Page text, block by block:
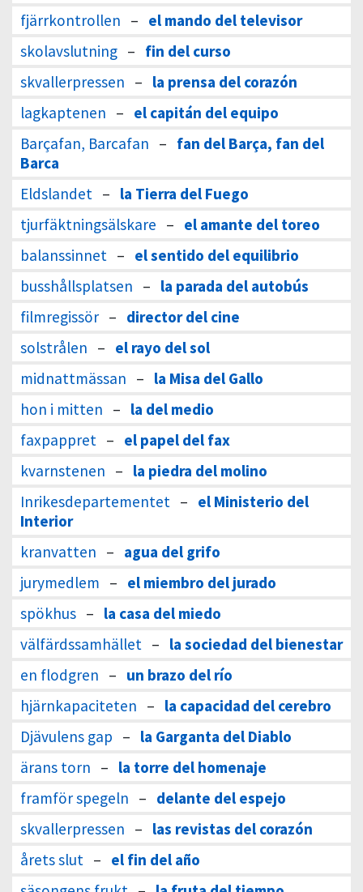
fjärrkontrollen – el mando del televisor
skolavslutning – fin del curso
skvallerpressen – la prensa del corazón
lagkaptenen – el capitán del equipo
Barçafan, Barcafan – fan del Barça, fan del
Barca
Eldslandet – la Tierra del Fuego
tjurfäktningsälskare – el amante del toreo
balanssinnet – el sentido del equilibrio
busshållsplatsen – la parada del autobús
filmregissör – director del cine
solstrålen – el rayo del sol
midnattmässan – la Misa del Gallo
hon i mitten – la del medio
faxpappret – el papel del fax
kvarnstenen – la piedra del molino
Inrikesdepartementet – el Ministerio del
Interior
kranvatten – agua del grifo
jurymedlem – el miembro del jurado
spökhus – la casa del miedo
välfärdssamhället – la sociedad del bienestar
en flodgren – un brazo del río
hjärnkapaciteten – la capacidad del cerebro
Djävulens gap – la Garganta del Diablo
ärans torn – la torre del homenaje
framför spegeln – delante del espejo
skvallerpressen – las revistas del corazón
årets slut – el fin del año